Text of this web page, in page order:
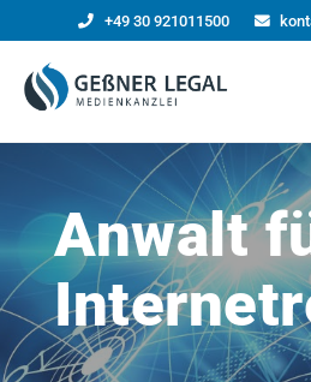
+49 30 921011500
Anwalt